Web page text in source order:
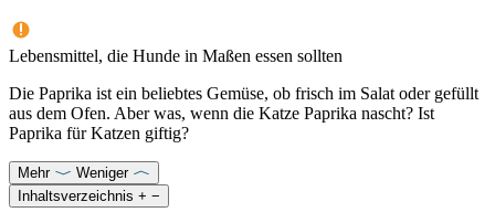
Lebensmittel, die Hunde in Maßen essen sollten
Die Paprika ist ein beliebtes Gemüse, ob frisch im Salat oder gefüllt
aus dem Ofen. Aber was, wenn die Katze Paprika nascht? Ist
Paprika für Katzen giftig?
Mehr
Weniger
Inhaltsverzeichnis + −